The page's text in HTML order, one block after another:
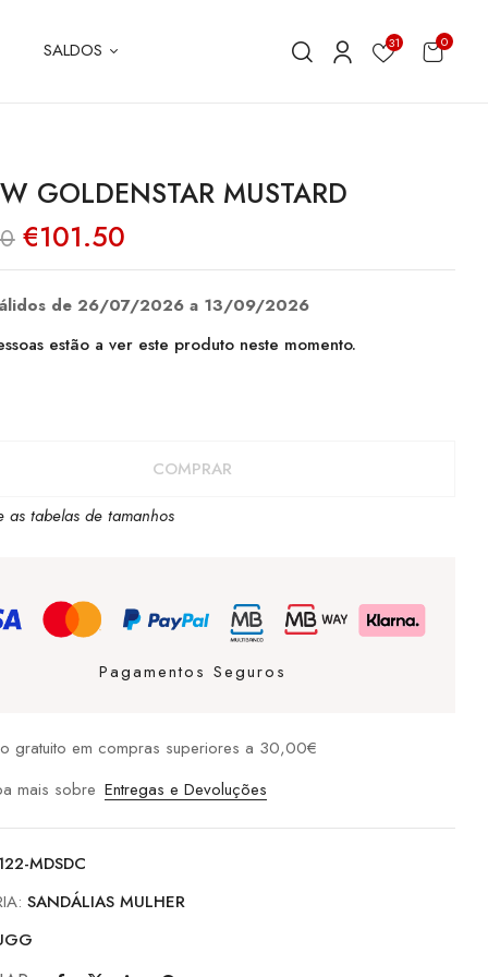
SALDOS 31 0
GOLDENSTAR MUSTARD
O
preço
original
€145.00.
€101.50
atual
€101.50.
de 26/07/2026 a 13/09/2026
estão a ver este produto neste momento.
COMPRAR
as tabelas de tamanhos
Pagamentos Seguros
gratuito em compras superiores a 30,00€
mais sobre Entregas e Devoluções
MDSDC
SANDÁLIAS MULHER